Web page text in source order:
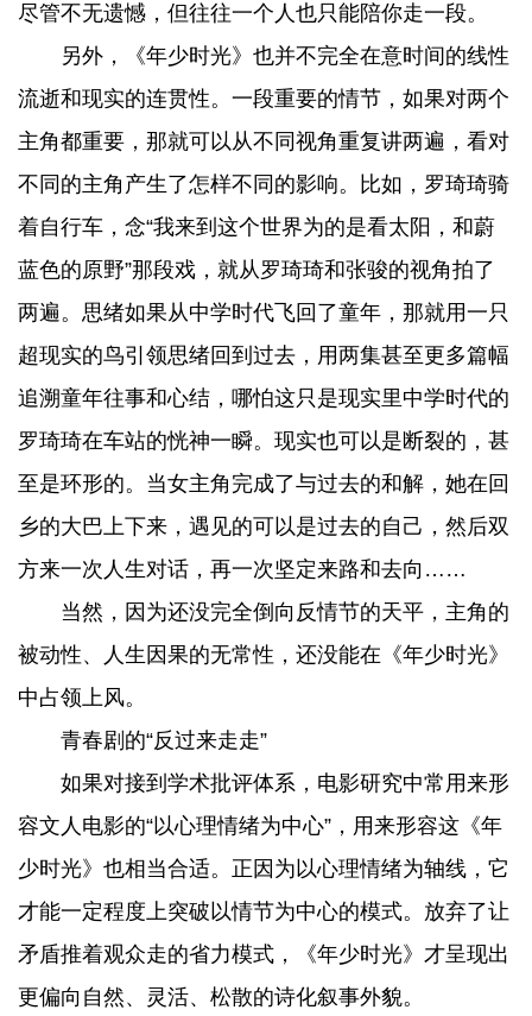
尽管不无遗憾，但往往一个人也只能陪你走一段。
另外，《年少时光》也并不完全在意时间的线性
流逝和现实的连贯性。一段重要的情节，如果对两个
主角都重要，那就可以从不同视角重复讲两遍，看对
不同的主角产生了怎样不同的影响。比如，罗琦琦骑
着自行车，念“我来到这个世界为的是看太阳，和蔚
蓝色的原野”那段戏，就从罗琦琦和张骏的视角拍了
两遍。思绪如果从中学时代飞回了童年，那就用一只
超现实的鸟引领思绪回到过去，用两集甚至更多篇幅
追溯童年往事和心结，哪怕这只是现实里中学时代的
罗琦琦在车站的恍神一瞬。现实也可以是断裂的，甚
至是环形的。当女主角完成了与过去的和解，她在回
乡的大巴上下来，遇见的可以是过去的自己，然后双
方来一次人生对话，再一次坚定来路和去向……
当然，因为还没完全倒向反情节的天平，主角的
被动性、人生因果的无常性，还没能在《年少时光》
中占领上风。
青春剧的“反过来走走”
如果对接到学术批评体系，电影研究中常用来形
容文人电影的“以心理情绪为中心”，用来形容这《年
少时光》也相当合适。正因为以心理情绪为轴线，它
才能一定程度上突破以情节为中心的模式。放弃了让
矛盾推着观众走的省力模式，《年少时光》才呈现出
更偏向自然、灵活、松散的诗化叙事外貌。